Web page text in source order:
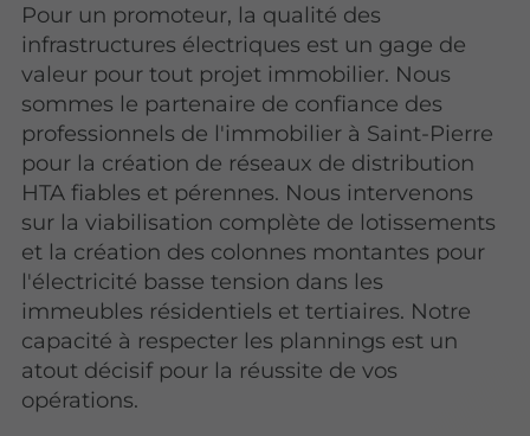
Pour un promoteur, la qualité des
infrastructures électriques est un gage de
valeur pour tout projet immobilier. Nous
sommes le partenaire de confiance des
professionnels de l'immobilier à Saint-Pierre
pour la création de réseaux de distribution
HTA fiables et pérennes. Nous intervenons
sur la viabilisation complète de lotissements
et la création des colonnes montantes pour
l'électricité basse tension dans les
immeubles résidentiels et tertiaires. Notre
capacité à respecter les plannings est un
atout décisif pour la réussite de vos
opérations.